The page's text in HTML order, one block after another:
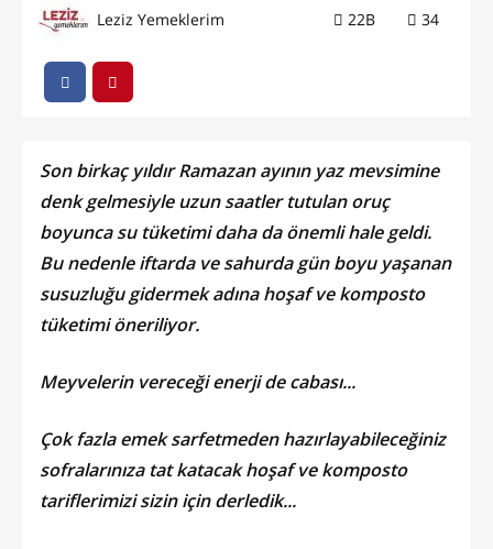
Leziz Yemeklerim 22B 34
Son birkaç yıldır Ramazan ayının yaz mevsimine
denk gelmesiyle uzun saatler tutulan oruç
boyunca su tüketimi daha da önemli hale geldi.
Bu nedenle iftarda ve sahurda gün boyu yaşanan
susuzluğu gidermek adına hoşaf ve komposto
tüketimi öneriliyor.
Meyvelerin vereceği enerji de cabası...
Çok fazla emek sarfetmeden hazırlayabileceğiniz
sofralarınıza tat katacak hoşaf ve komposto
tariflerimizi sizin için derledik...